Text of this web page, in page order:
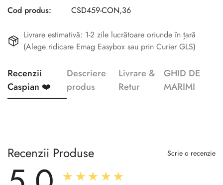
Cod produs:
CSD459-CON,36
Livrare estimativă: 1-2 zile lucrătoare oriunde în țară
(Alege ridicare Emag Easybox sau prin Curier GLS)
Recenzii
Caspian ❤️
Descriere
produs
Livrare &
Retur
GHID DE
MARIMI
Recenzii Produse Scrie o recenzie
★★★★★